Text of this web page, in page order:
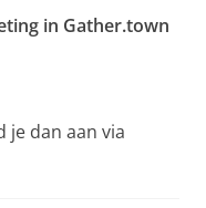
in Gather.town
je dan aan via